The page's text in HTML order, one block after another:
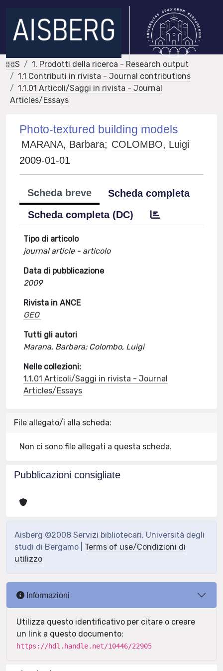
IRIS
1. Prodotti della ricerca - Research output
1.1 Contributi in rivista - Journal contributions
1.1.01 Articoli/Saggi in rivista - Journal
Articles/Essays
Photo-textured building models
MARANA, Barbara; COLOMBO, Luigi
2009-01-01
Scheda breve
Scheda completa
Scheda completa (DC)
Tipo di articolo
journal article - articolo
Data di pubblicazione
2009
Rivista in ANCE
GEO
Tutti gli autori
Marana, Barbara; Colombo, Luigi
Nelle collezioni:
1.1.01 Articoli/Saggi in rivista - Journal
Articles/Essays
File allegato/i alla scheda:
Non ci sono file allegati a questa scheda.
Pubblicazioni consigliate
Aisberg ©2008 Servizi bibliotecari, Università degli
studi di Bergamo | Terms of use/Condizioni di
utilizzo
Informazioni
Utilizza questo identificativo per citare o creare
un link a questo documento:
https://hdl.handle.net/10446/22905